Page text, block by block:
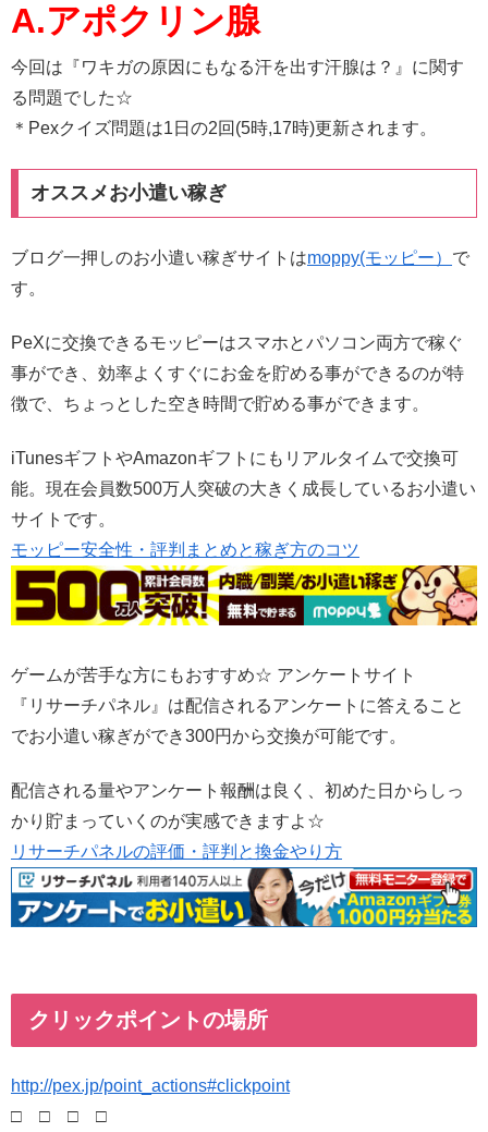
A.アポクリン腺
今回は『ワキガの原因にもなる汗を出す汗腺は？』に関す
る問題でした☆
＊Pexクイズ問題は1日の2回(5時,17時)更新されます。
オススメお小遣い稼ぎ
ブログ一押しのお小遣い稼ぎサイトはmoppy(モッピー） で
す。
PeXに交換できるモッピーはスマホとパソコン両方で稼ぐ
事ができ、効率よくすぐにお金を貯める事ができるのが特
徴で、ちょっとした空き時間で貯める事ができます。
iTunesギフトやAmazonギフトにもリアルタイムで交換可
能。現在会員数500万人突破の大きく成長しているお小遣い
サイトです。
モッピー安全性・評判まとめと稼ぎ方のコツ
ゲームが苦手な方にもおすすめ☆ アンケートサイト
『リサーチパネル』は配信されるアンケートに答えること
でお小遣い稼ぎができ300円から交換が可能です。
配信される量やアンケート報酬は良く、初めた日からしっ
かり貯まっていくのが実感できますよ☆
リサーチパネルの評価・評判と換金やり方
クリックポイントの場所
http://pex.jp/point_actions#clickpoint
□ □ □ □